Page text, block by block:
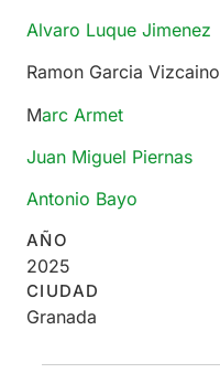
Alvaro Luque Jimenez
Ramon Garcia Vizcaino
Marc Armet
Juan Miguel Piernas
Antonio Bayo
AÑO
2025
CIUDAD
Granada